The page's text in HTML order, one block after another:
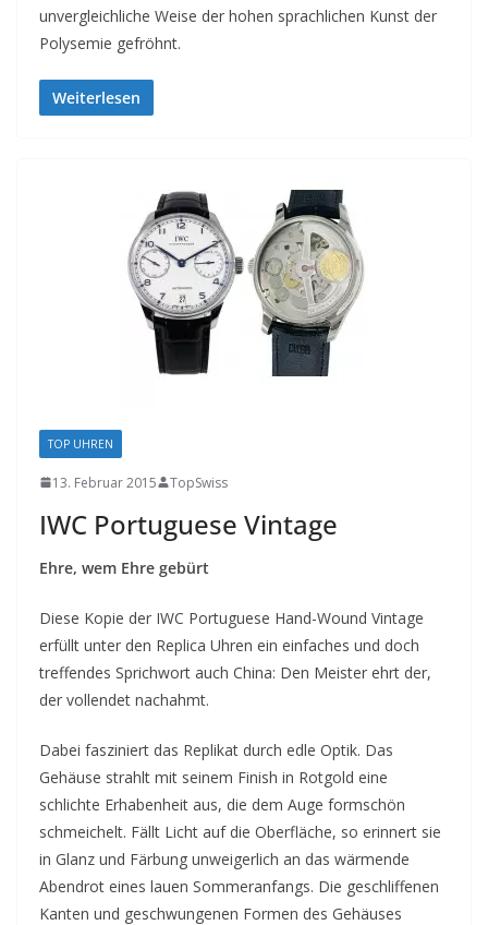
unvergleichliche Weise der hohen sprachlichen Kunst der
Polysemie gefröhnt.
Weiterlesen
TOP UHREN
13. Februar 2015 TopSwiss
IWC Portuguese Vintage
Ehre, wem Ehre gebürt
Diese Kopie der IWC Portuguese Hand-Wound Vintage
erfüllt unter den Replica Uhren ein einfaches und doch
treffendes Sprichwort auch China: Den Meister ehrt der,
der vollendet nachahmt.
Dabei fasziniert das Replikat durch edle Optik. Das
Gehäuse strahlt mit seinem Finish in Rotgold eine
schlichte Erhabenheit aus, die dem Auge formschön
schmeichelt. Fällt Licht auf die Oberfläche, so erinnert sie
in Glanz und Färbung unweigerlich an das wärmende
Abendrot eines lauen Sommeranfangs. Die geschliffenen
Kanten und geschwungenen Formen des Gehäuses